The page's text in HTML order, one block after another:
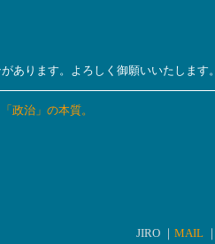
あります。よろしく御願いいたします。
政治」の本質。
JIRO ｜ MAIL ｜